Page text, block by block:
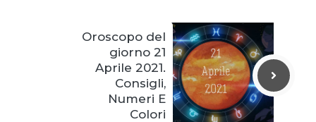
Oroscopo del
giorno 21
Aprile 2021.
Consigli,
Numeri E
Colori